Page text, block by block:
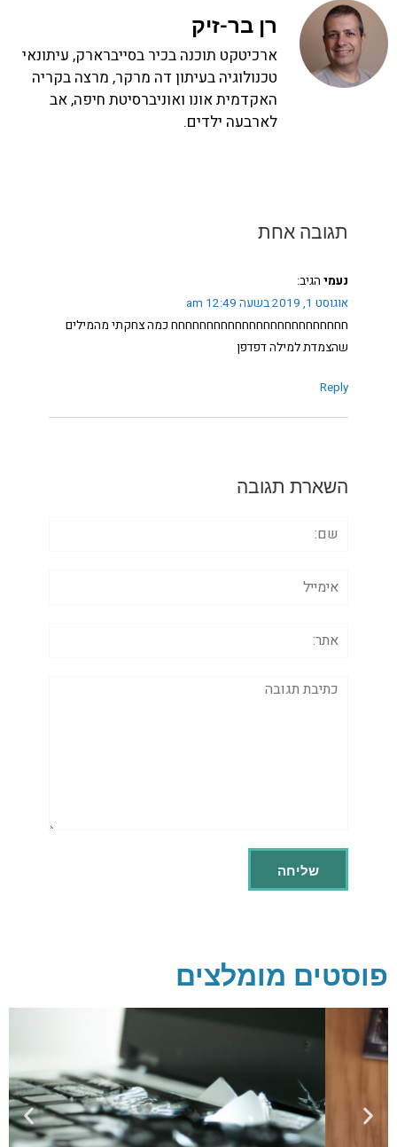
רן בר-זיק
ארכיטקט תוכנה בכיר בסייברארק, עיתונאי
טכנולוגיה בעיתון דה מרקר, מרצה בקריה
האקדמית אונו ואוניברסיטת חיפה, אב
לארבעה ילדים.
תגובה אחת
נעמי הגיב:
אוגוסט 1, 2019 בשעה 12:49 am
חחחחחחחחחחחחחחחחחחחחחחחחח כמה צחקתי מהמילים
שהצמדת למילה דפדפן
Reply
השארת תגובה
תגובה
פוסטים מומלצים